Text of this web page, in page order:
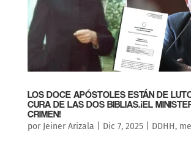
LOS DOCE APÓSTOLES ESTÁN DE
CURA DE LAS DOS BIBLIAS.¡EL
CRIMEN!
por Jeiner Arizala Dic 7, 2025| DDHH,